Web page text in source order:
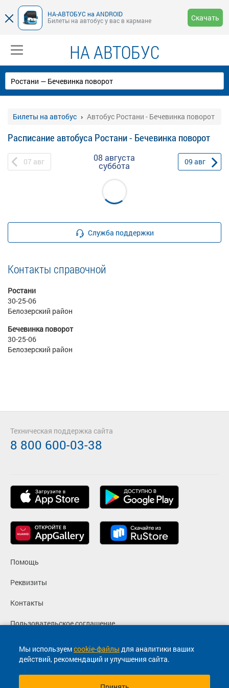
НА-АВТОБУС на ANDROID
Билеты на автобус у вас в кармане
Скачать
НА АВТОБУС
Билеты на автобус Автобус Ростани - Бечевинка поворот
Расписание автобуса Ростани - Бечевинка поворот
07 авг 08 августа
суббота 09 авг
Служба поддержки
Контакты справочной
Ростани
30-25-06
Белозерский район
Бечевинка поворот
30-25-06
Белозерский район
Мы используемcookie-файлы для аналитики ваших
действий, рекомендаций и улучшения сайта.
Помощь
Реквизиты
Контакты
Пользовательское соглашение
Политика конфиденциальности
Согласие на маркетинговые сообщения
Техническая поддержка сайта
8 800 600-03-38